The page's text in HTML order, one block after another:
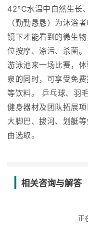
42°C水温中自然生长
（勤勤恳恳）为沐浴
镜下才能看到的微生
位按摩、涤污、杀菌
游泳池来一场比赛，
泉的同时，可享受免
等饮料。 乒乓球、羽
健身器材及团队拓展
大脚巴、拔河、划艇
由选取。
相关咨询与解答
正